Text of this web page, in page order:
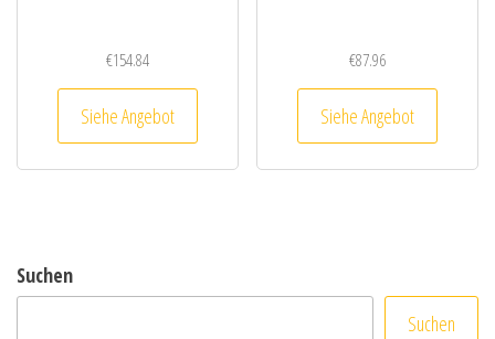
€154.84
Siehe Angebot
€87.96
Siehe Angebot
Suchen
Suchen